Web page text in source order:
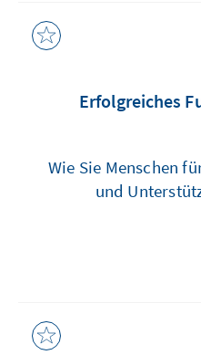
Erfolgreiches
Wie Sie Menschen
und